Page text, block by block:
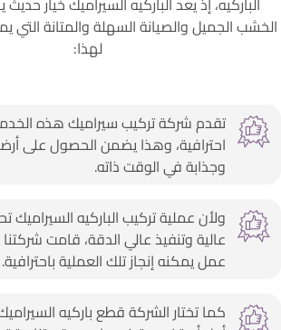
الخشب الجميل والصيانة السهلة والمتانة التي
لهذا:
تقدم شركة تركيب سيراميك هذه
احترافية، وهذا يضمن الحصول على
وجذابة في الوقت ذاته.
ولأن عملية تركيب الباركيه السيراميك
عالية وتنفيذ عالي الدقة، قامت
عمل يمكنه إنجاز تلك العملية باحترافية.
كما تختار الشركة قطع باركيه